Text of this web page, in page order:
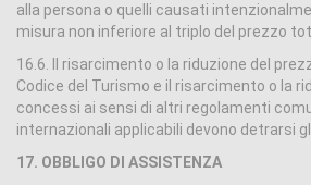
alla persona o quelli causati
misura non inferiore al triplo del prezzo
16.6. Il risarcimento o la riduzione del
Codice del Turismo e il risarcimento o la
concessi ai sensi di altri regolamenti
internazionali applicabili devono detrarsi
17. OBBLIGO DI ASSISTENZA